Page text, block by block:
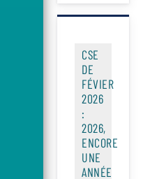
CSE
DE
FÉVIER
2026
:
2026,
ENCORE
UNE
ANNÉE